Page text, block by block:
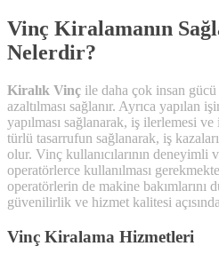
Vinç Kiralamanın
Nelerdir?
Kiralık Vinç ile daha çok insan
azaltılması sağlanır. Ayrıca yapılan
yapılması sağlanarak, iş ilerlemesi
türlü tasarrufun sağlanarak, iş
olur. Vinç kullanıcılarının deneyimli
operatörlerce kullanılması
operatörlerin de makine bakımlarını
güvenilirlik ve hizmet kalitesi
Vinç Kiralama Hizmetleri